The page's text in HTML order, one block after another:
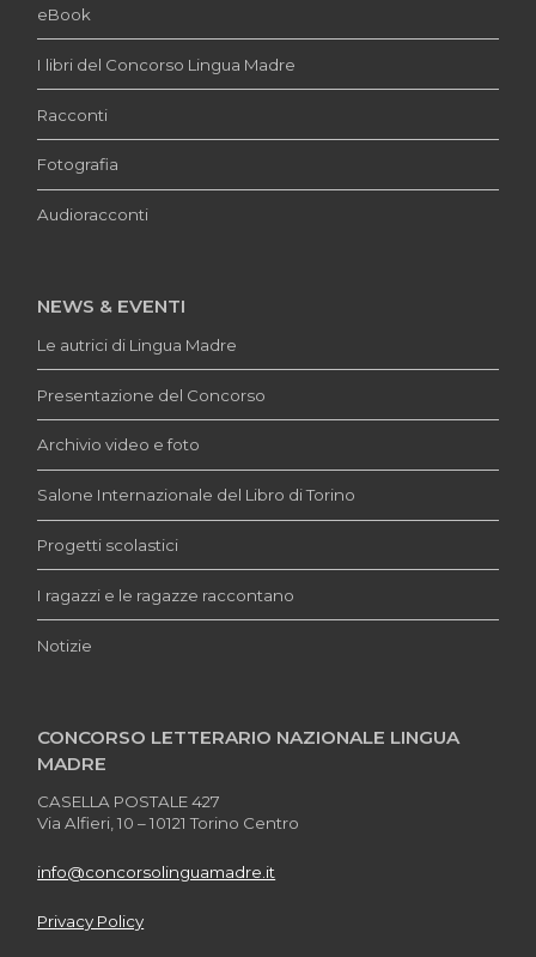
eBook
I libri del Concorso Lingua Madre
Racconti
Fotografia
Audioracconti
NEWS & EVENTI
Le autrici di Lingua Madre
Presentazione del Concorso
Archivio video e foto
Salone Internazionale del Libro di Torino
Progetti scolastici
I ragazzi e le ragazze raccontano
Notizie
CONCORSO LETTERARIO NAZIONALE LINGUA
MADRE
CASELLA POSTALE 427
Via Alfieri, 10 – 10121 Torino Centro
info@concorsolinguamadre.it
Privacy Policy